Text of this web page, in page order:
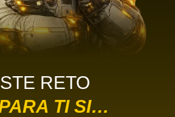
RETO
TI SI…